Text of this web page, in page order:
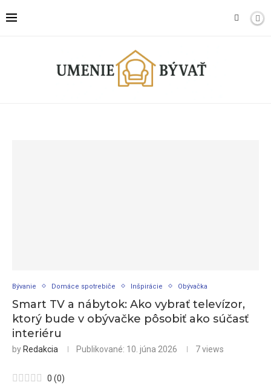
Bývanie Domáce spotrebiče Inšpirácie Obývačka
Smart TV a nábytok: Ako vybrať televízor,
ktorý bude v obývačke pôsobiť ako súčasť
interiéru
by Redakcia Publikované: 10. júna 2026 7views
0 (0)